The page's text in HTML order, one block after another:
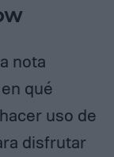
nota
qué
uso de
disfrutar